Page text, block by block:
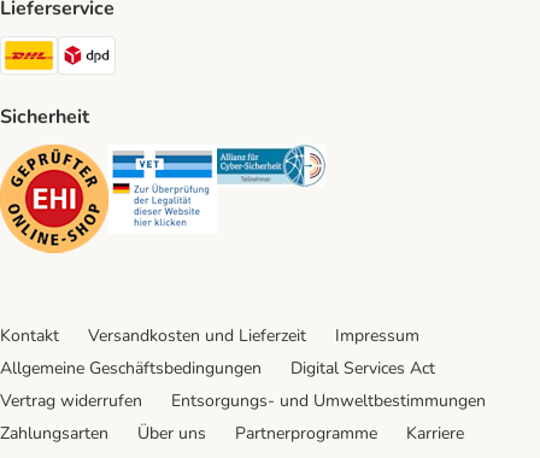
Lieferservice
DHL Shipping Method
Sicherheit
Security Security Security
Kontakt Versandkosten und Lieferzeit
Impressum
Allgemeine Geschäftsbedingungen
Digital Services Act
Vertrag widerrufen
Entsorgungs- und Umweltbestimmungen
Zahlungsarten
Über uns Partnerprogramme
Karriere